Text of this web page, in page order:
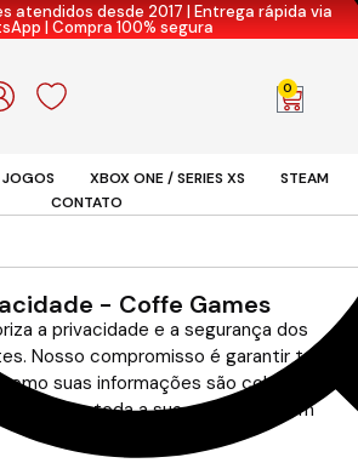
atendidos desde 2017 | Entrega rápida via
| Compra 100% segura
0
XBOX ONE / SERIES XS
STEAM
CONTATO
- Coffe Games
a privacidade e a segurança dos
Nosso compromisso é garantir total
suas informações são coletadas,
durante toda a sua experiência em